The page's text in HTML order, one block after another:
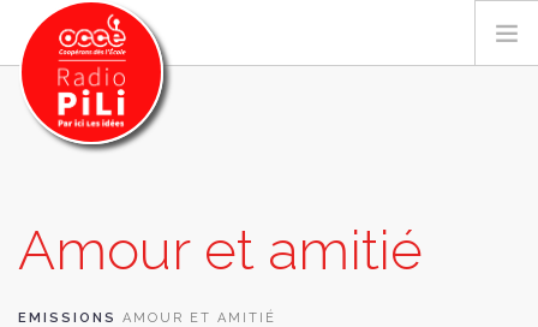
GRILLE DES PROGRAMMES
EMISSIONS / PODCASTS
Amour et amitié
EMISSIONS AMOUR ET AMITIÉ